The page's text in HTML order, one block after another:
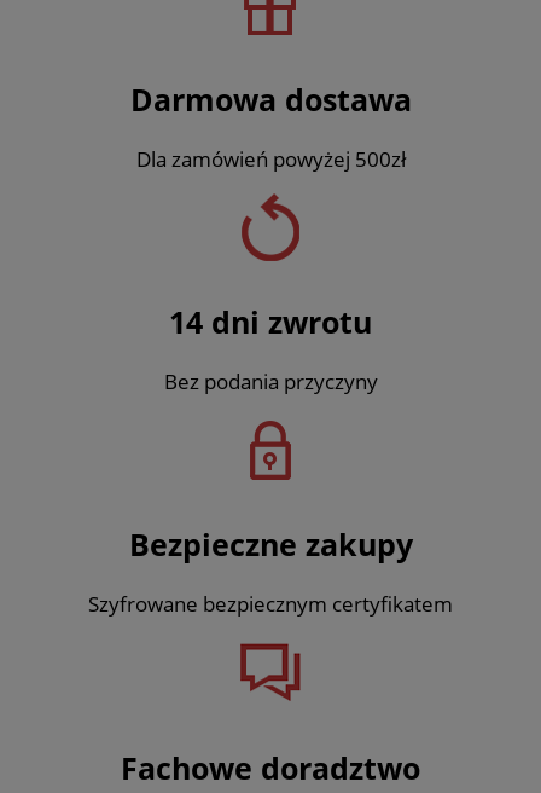
Darmowa dostawa
Dla zamówień powyżej 500zł
14 dni zwrotu
Bez podania przyczyny
Bezpieczne zakupy
Szyfrowane bezpiecznym certyfikatem
Fachowe doradztwo